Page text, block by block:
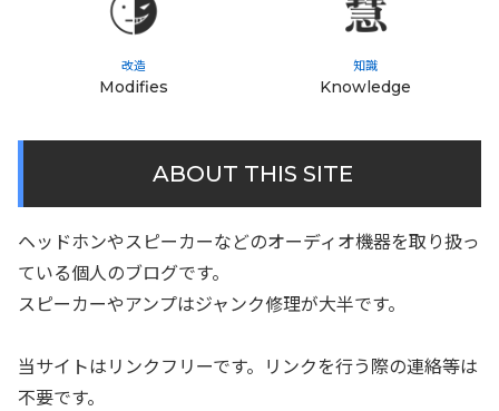
改造
Modifies
知識
Knowledge
ABOUT THIS SITE
ヘッドホンやスピーカーなどのオーディオ機器を取り扱っ
ている個人のブログです。
スピーカーやアンプはジャンク修理が大半です。
当サイトはリンクフリーです。リンクを行う際の連絡等は
不要です。